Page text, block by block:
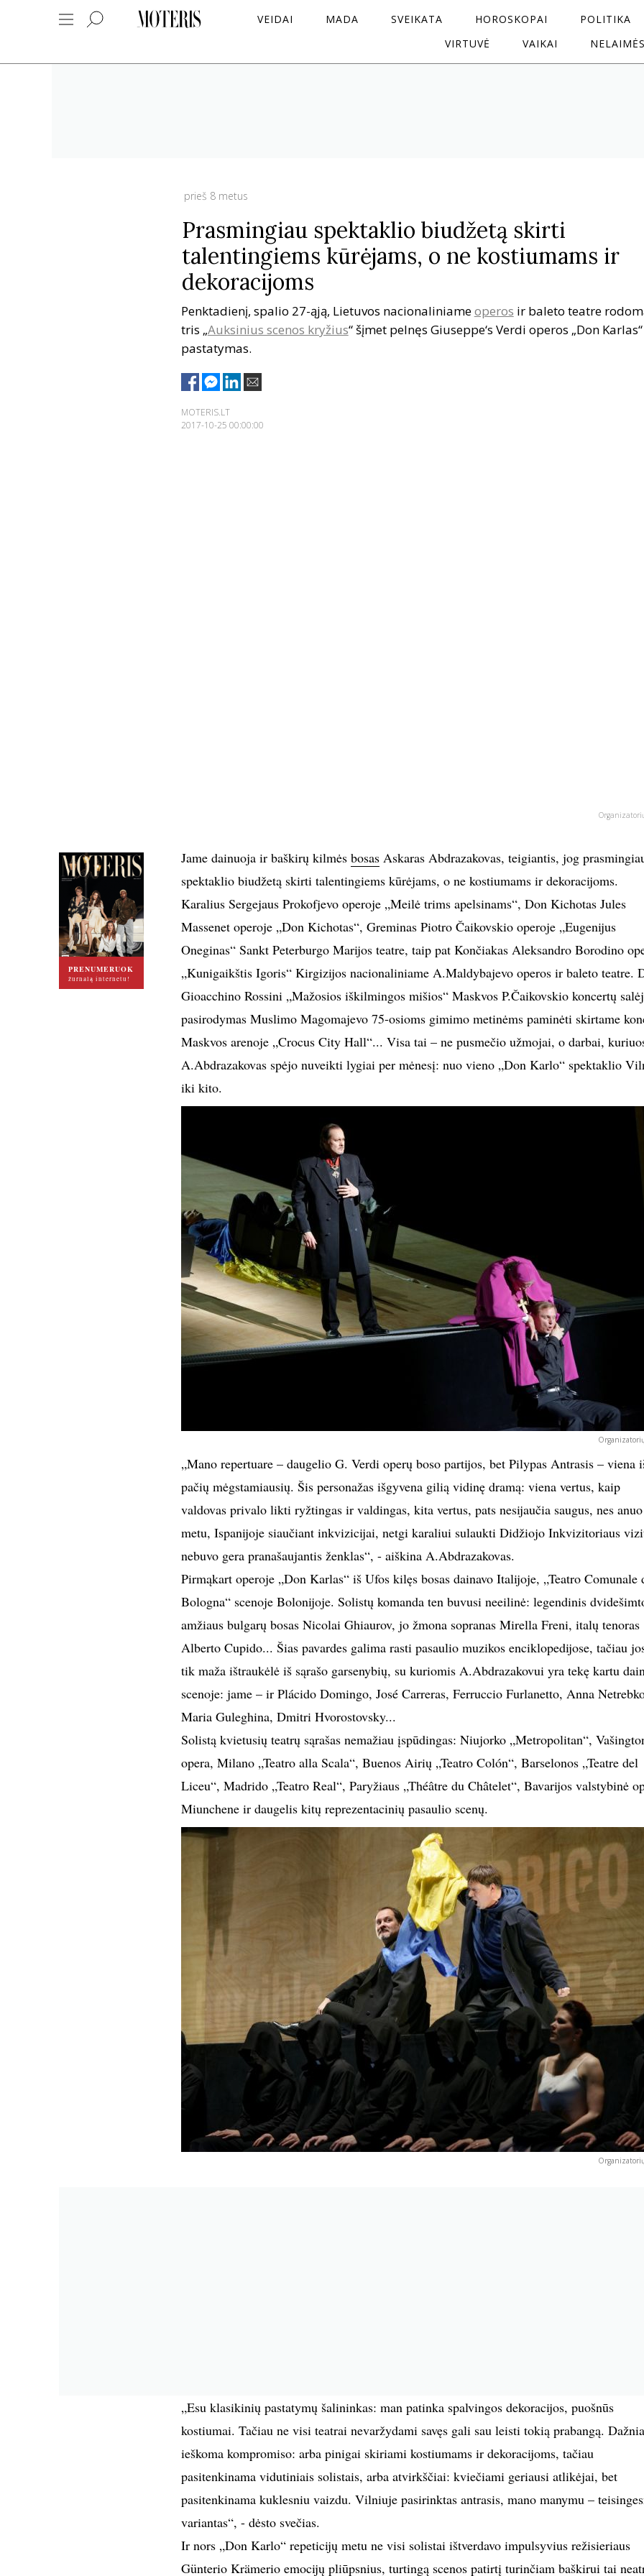
VEIDAI MADA SVEIKATA HOROSKOPAI POLITIKA
VIRTUVĖ
VAIKAI NELAIMĖS
prieš 8 metus
Prasmingiau spektaklio biudžetą skirti
talentingiems kūrėjams, o ne kostiumams ir
dekoracijoms
Penktadienį, spalio 27-ąją, Lietuvos nacionaliniameoperos ir baleto teatre
tris „Auksinius scenos kryžius“ šįmet pelnęs Giuseppe‘s Verdi operos „Don Karlas“
pastatymas.
MOTERIS.LT
2017-10-25 00:00:00
PRENUMERUOK
žurnalą internetu!
Jame dainuoja ir baškirų kilmės bosasAskaras Abdrazakovas, teigiantis, jog
spektaklio biudžetą skirti talentingiems kūrėjams, o ne kostiumams ir dekoracijoms.
Karalius Sergejaus Prokofjevo operoje „Meilė trims apelsinams“, Don Kichotas Jules
Massenet operoje „Don Kichotas“, Greminas Piotro Čaikovskio operoje „Eugenijus
Oneginas“ Sankt Peterburgo Marijos teatre, taip pat Končiakas Aleksandro Borodino
„Kunigaikštis Igoris“ Kirgizijos nacionaliniame A.Maldybajevo operos ir baleto teatre.
Gioacchino Rossini „Mažosios iškilmingos mišios“ Maskvos P.Čaikovskio koncertų
pasirodymas Muslimo Magomajevo 75-osioms gimimo metinėms paminėti skirtame
Maskvos arenoje „Crocus City Hall“... Visa tai – ne pusmečio užmojai, o darbai,
A.Abdrazakovas spėjo nuveikti lygiai per mėnesį: nuo vieno „Don Karlo“ spektaklio
iki kito.
„Mano repertuare – daugelio G. Verdi operų boso partijos, bet Pilypas Antrasis – viena
pačių mėgstamiausių. Šis personažas išgyvena gilią vidinę dramą: viena vertus, kaip
valdovas privalo likti ryžtingas ir valdingas, kita vertus, pats nesijaučia saugus, nes anuo
metu, Ispanijoje siaučiant inkvizicijai, netgi karaliui sulaukti Didžiojo Inkvizitoriaus
nebuvo gera pranašaujantis ženklas“, - aiškina A.Abdrazakovas.
Pirmąkart operoje „Don Karlas“ iš Ufos kilęs bosas dainavo Italijoje, „Teatro Comunale
Bologna“ scenoje Bolonijoje. Solistų komanda ten buvusi neeilinė: legendinis
amžiaus bulgarų bosas Nicolai Ghiaurov, jo žmona sopranas Mirella Freni, italų tenoras
Alberto Cupido... Šias pavardes galima rasti pasaulio muzikos enciklopedijose, tačiau
tik maža ištraukėlė iš sąrašo garsenybių, su kuriomis A.Abdrazakovui yra tekę kartu
scenoje: jame – ir Plácido Domingo, José Carreras, Ferruccio Furlanetto, Anna
Maria Guleghina, Dmitri Hvorostovsky...
Solistą kvietusių teatrų sąrašas nemažiau įspūdingas: Niujorko „Metropolitan“,
opera, Milano „Teatro alla Scala“, Buenos Airių „Teatro Colón“, Barselonos „Teatre del
Liceu“, Madrido „Teatro Real“, Paryžiaus „Théâtre du Châtelet“, Bavarijos valstybinė
Miunchene ir daugelis kitų reprezentacinių pasaulio scenų.
„Esu klasikinių pastatymų šalininkas: man patinka spalvingos dekoracijos, puošnūs
kostiumai. Tačiau ne visi teatrai nevaržydami savęs gali sau leisti tokią prabangą.
ieškoma kompromiso: arba pinigai skiriami kostiumams ir dekoracijoms, tačiau
pasitenkinama vidutiniais solistais, arba atvirkščiai: kviečiami geriausi atlikėjai, bet
pasitenkinama kuklesniu vaizdu. Vilniuje pasirinktas antrasis, mano manymu –
variantas“, - dėsto svečias.
Ir nors „Don Karlo“ repeticijų metu ne visi solistai ištverdavo impulsyvius režisieriaus
Günterio Krämerio emocijų pliūpsnius, turtingą scenos patirtį turinčiam baškirui tai